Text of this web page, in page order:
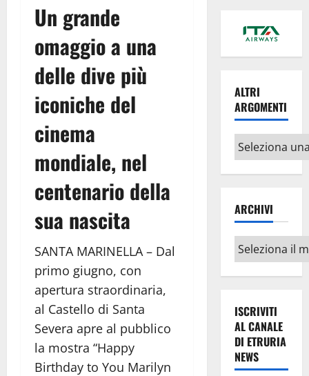
Un grande
omaggio a una
delle dive più
iconiche del
cinema
mondiale, nel
centenario della
sua nascita
SANTA MARINELLA – Dal
primo giugno, con
apertura straordinaria,
al Castello di Santa
Severa apre al pubblico
la mostra “Happy
Birthday to You Marilyn
ALTRI
ARGOMENTI
Altri
argomenti
ARCHIVI
Archivi
ISCRIVITI
AL CANALE
DI ETRURIA
NEWS